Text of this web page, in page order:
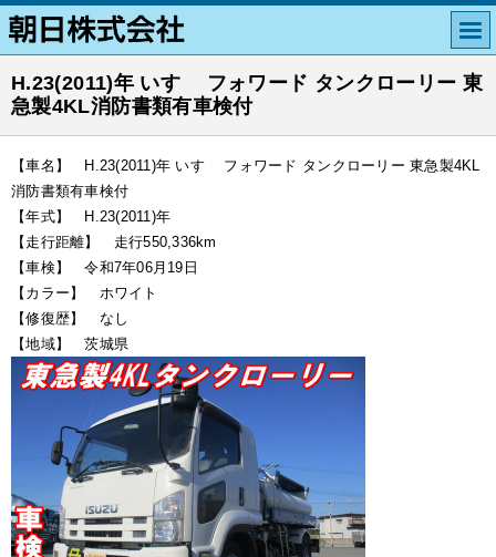
H.23(2011)年 いすゞ フォワード タンクローリー 東
急製4KL消防書類有車検付
【車名】 H.23(2011)年 いすゞ フォワード タンクローリー 東急製4KL
消防書類有車検付
【年式】 H.23(2011)年
【走行距離】 走行550,336km
【車検】 令和7年06月19日
【カラー】 ホワイト
【修復歴】 なし
【地域】 茨城県